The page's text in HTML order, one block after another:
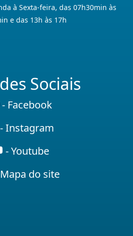
à Sexta-feira, das 07h30min às
e das 13h às 17h
Sociais
Facebook
Instagram
- Youtube
do site